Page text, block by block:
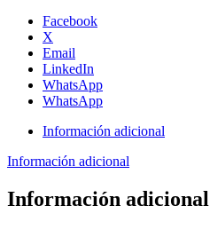
Facebook
X
Email
LinkedIn
WhatsApp
WhatsApp
Información adicional
Información adicional
Información adicional